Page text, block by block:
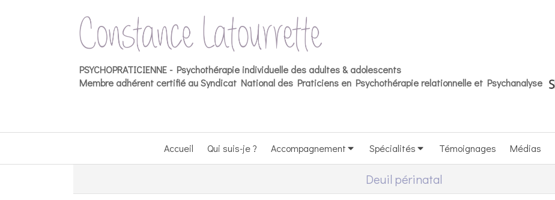
PSYCHOPRATICIENNE - Psychothérapie individuelle des adultes & adolescents
Membre adhérent certifié au Syndicat National des Praticiens en Psychothérapie relationnelle et Psychanalyse
Accueil Qui suis-je ? Accompagnement Spécialités Témoignages Médias
Deuil périnatal